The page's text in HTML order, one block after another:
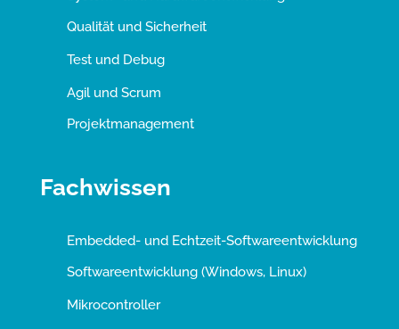
Qualität und Sicherheit
Test und Debug
Agil und Scrum
Projektmanagement
Fachwissen
Embedded- und Echtzeit-Softwareentwicklung
Softwareentwicklung (Windows, Linux)
Mikrocontroller